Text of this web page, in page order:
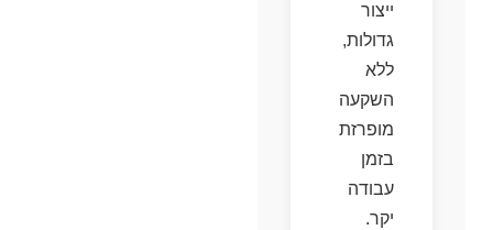
ייצור
גדולות,
ללא
השקעה
מופרזת
בזמן
עבודה
יקר.